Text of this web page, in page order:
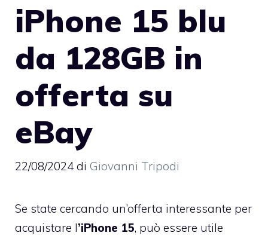
iPhone 15 blu
da 128GB in
offerta su
eBay
22/08/2024 di Giovanni Tripodi
Se state cercando un’offerta interessante per
acquistare l’iPhone 15, può essere utile